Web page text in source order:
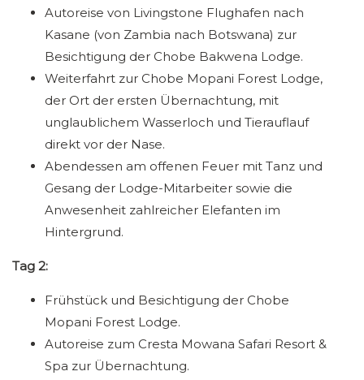
Autoreise von Livingstone Flughafen nach
Kasane (von Zambia nach Botswana) zur
Besichtigung der Chobe Bakwena Lodge.
Weiterfahrt zur Chobe Mopani Forest Lodge,
der Ort der ersten Übernachtung, mit
unglaublichem Wasserloch und Tierauflauf
direkt vor der Nase.
Abendessen am offenen Feuer mit Tanz und
Gesang der Lodge-Mitarbeiter sowie die
Anwesenheit zahlreicher Elefanten im
Hintergrund.
Tag 2:
Frühstück und Besichtigung der Chobe
Mopani Forest Lodge.
Autoreise zum Cresta Mowana Safari Resort &
Spa zur Übernachtung.